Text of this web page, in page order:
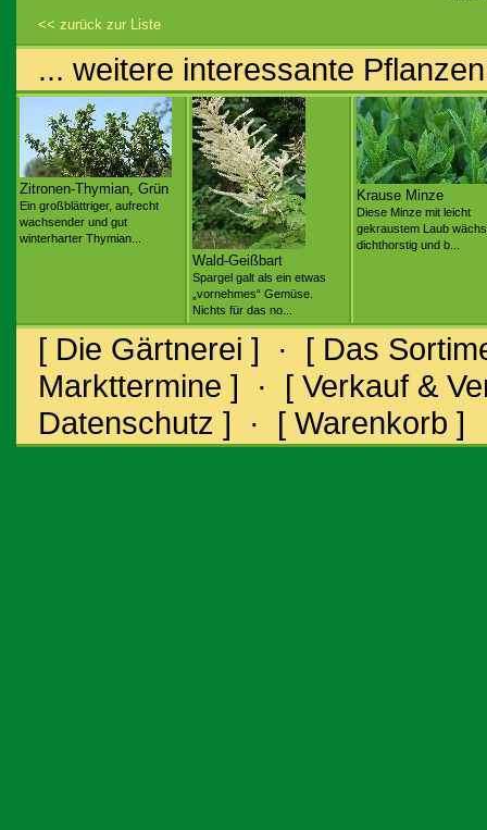
<< zurück zur Liste
... weitere interessante Pflanzen
Zitronen-Thymian, Grün
Ein großblättriger, aufrecht
wachsender und gut
winterharter Thymian...
Wald-Geißbart
Spargel galt als ein etwas
„vornehmes“ Gemüse.
Nichts für das no...
Krause Minze
Diese Minze mit leicht
gekraustem Laub
dichthorstig und b...
[ Die Gärtnerei ] · [ Das
Markttermine ] · [ Verkauf &
Datenschutz ] · [ Warenkorb ]